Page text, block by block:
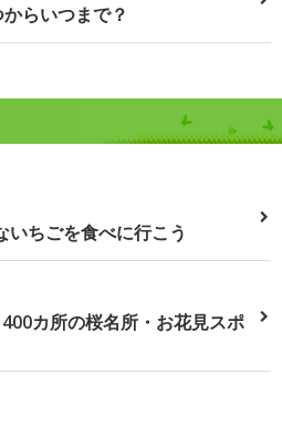
らいつまで？
ちごを食べに行こう
カ所の桜名所・お花見スポ